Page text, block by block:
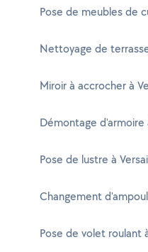
Pose de meubles de
Nettoyage de
Miroir à accrocher à
Démontage d'armoire
Pose de lustre à
Changement
Pose de volet roulant